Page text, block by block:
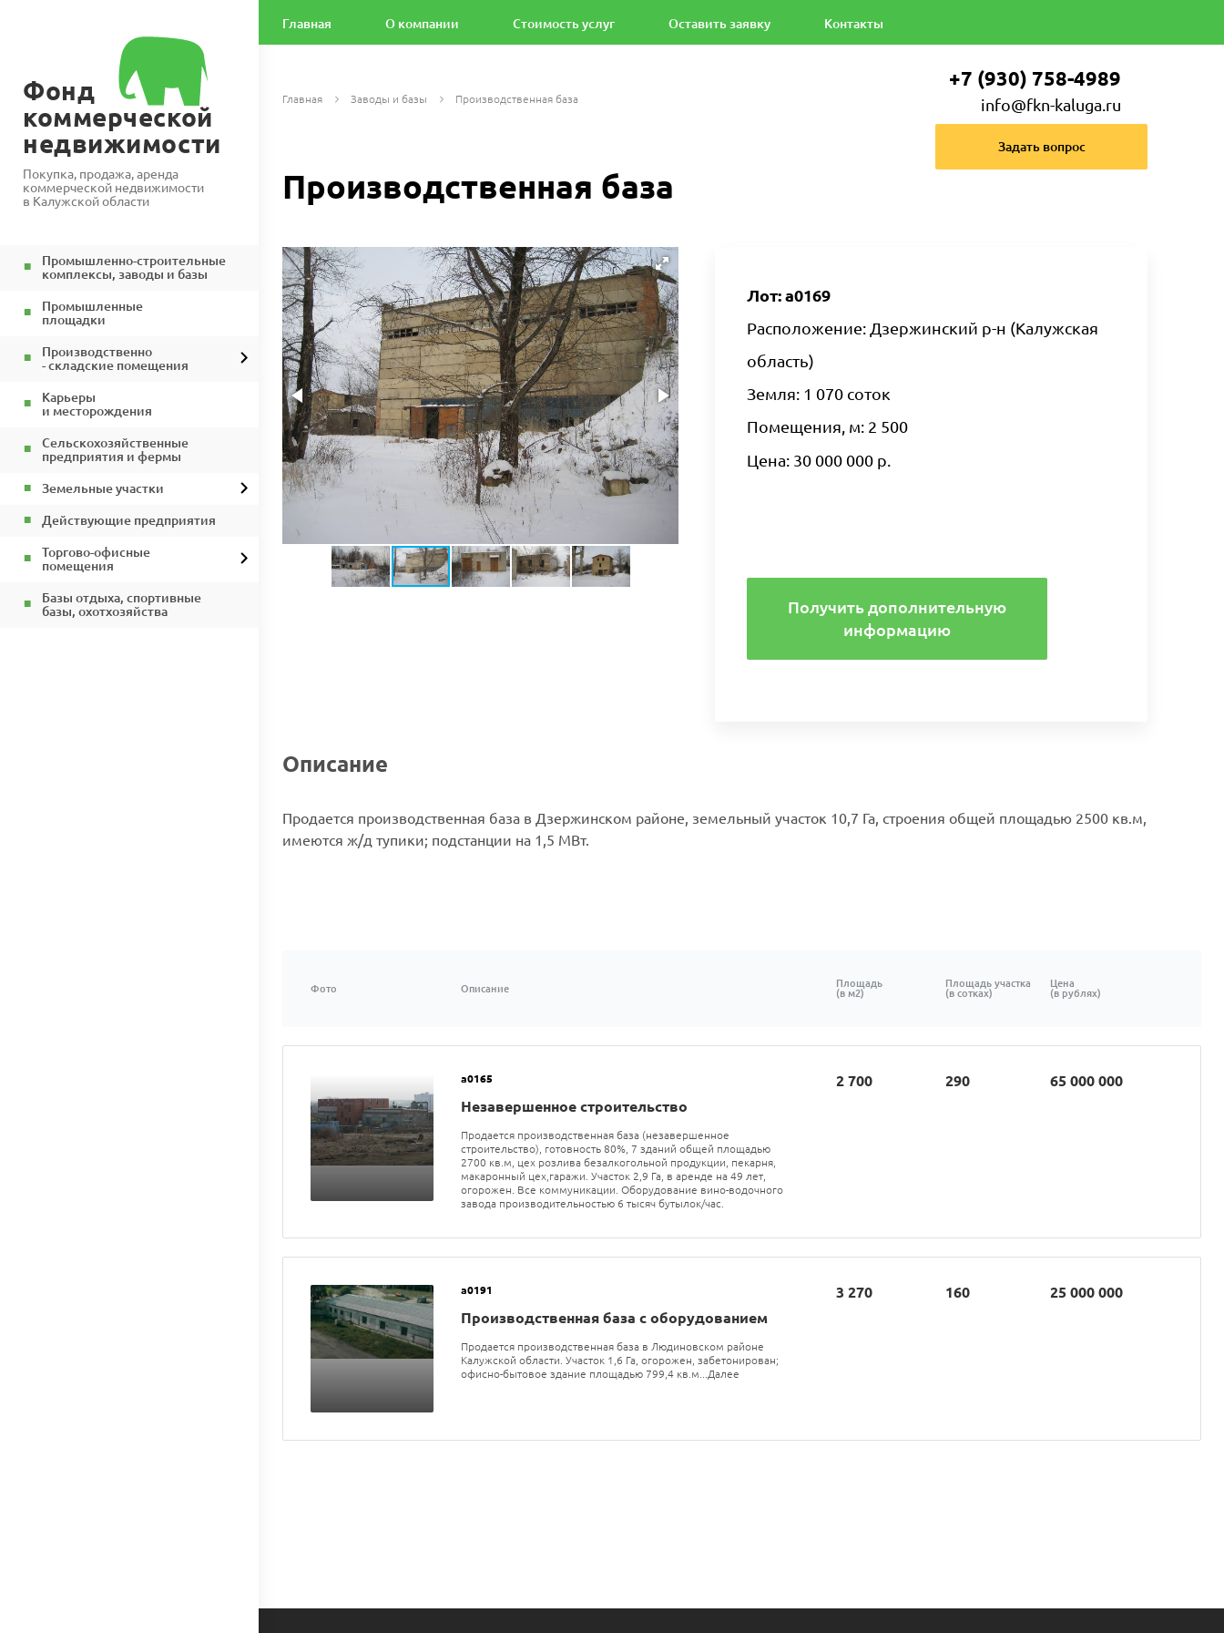
+7 (930) 758-4989
info@fkn-kaluga.ru
Задать вопрос
Фонд
коммерческой
недвижимости
Покупка, продажа, аренда
коммерческой недвижимости
в Калужской области
Главная О компании Стоимость услуг Оставить заявку Контакты
Промышленно-строительные
комплексы, заводы и базы
Промышленные
площадки
Производственно
- складские помещения
Карьеры
и месторождения
Сельскохозяйственные
предприятия и фермы
Земельные участки
Действующие предприятия
Торгово-офисные
помещения
Базы отдыха, спортивные
базы, охотхозяйства
Главная Заводы и базы Производственная база
Производственная база
Лот: а0169
Расположение: Дзержинский р-н (Калужская
область)
Земля: 1 070 соток
Помещения, м: 2 500
Цена: 30 000 000 р.
Получить дополнительную
информацию
Описание
Продается производственная база в Дзержинском районе, земельный участок 10,7 Га, строения общей площадью 2500 кв.м,
имеются ж/д тупики; подстанции на 1,5 МВт.
Фото Описание
Площадь
(в м2)
Площадь участка
(в сотках)
Цена
(в рублях)
а0165
Незавершенное строительство
Продается производственная база (незавершенное
строительство), готовность 80%, 7 зданий общей площадью
2700 кв.м, цех розлива безалкогольной продукции, пекарня,
макаронный цех,гаражи. Участок 2,9 Га, в аренде на 49 лет,
огорожен. Все коммуникации. Оборудование вино-водочного
завода производительностью 6 тысяч бутылок/час.
2 700 290 65 000 000
а0191
Производственная база с оборудованием
Продается производственная база в Людиновском районе
Калужской области. Участок 1,6 Га, огорожен, забетонирован;
офисно-бытовое здание площадью 799,4 кв.м...Далее
3 270 160 25 000 000